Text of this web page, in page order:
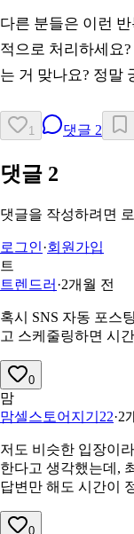
다른 분들은 이런
적으로 처리하세요
는 거 맞나요? 정말
1 댓글 2
댓글 2
댓글을 작성하려면
로그인·회원가입
트
트렌드러 ·2개월 전
혹시 SNS 자동 포스
고 스케줄링하면 시
0
맘
맘셀스토어지기22·2
저도 비슷한 입장이
한다고 생각했는데,
답변만 해도 시간이
0